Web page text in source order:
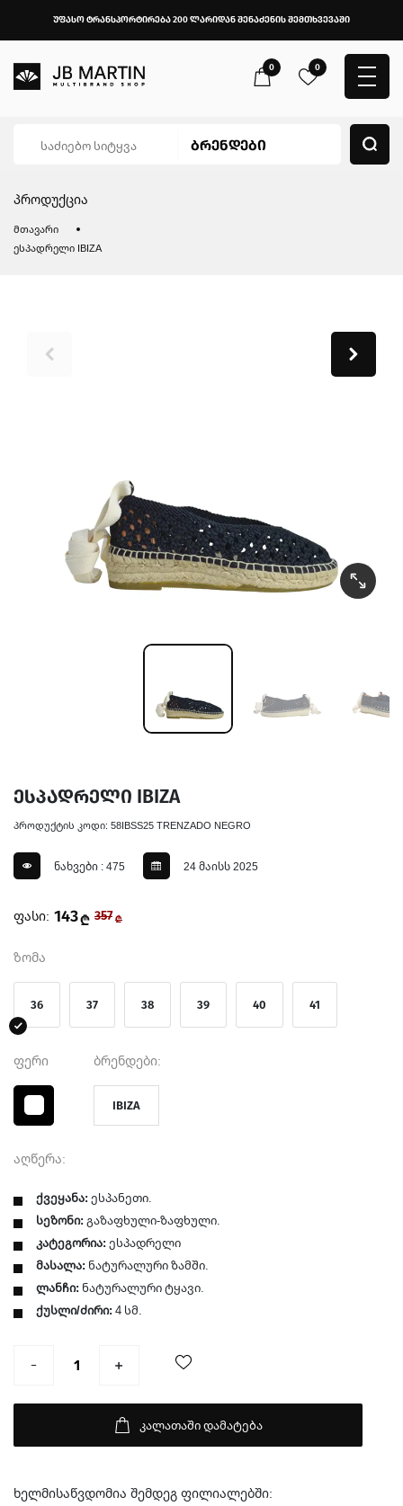
უფასო ტრანსპორტირება 200 ლარიდან შენაძენის შემთხვევაში
0 0
პროდუქცია
მთავარი
ესპადრელი IBIZA
ესპადრელი IBIZA
პროდუქტის კოდი: 58IBSS25 TRENZADO NEGRO
ნახვები : 475 24 მაისს 2025
ფასი: 143₾ 357 ₾
ზომა
36 37 38 39 40 41
ფერი ბრენდები:
IBIZA
აღწერა:
ქვეყანა: ესპანეთი.
სეზონი: გაზაფხული-ზაფხული.
კატეგორია: ესპადრელი
მასალა: ნატურალური ზამში.
ლანჩი: ნატურალური ტყავი.
ქუსლი/ძირი: 4 სმ.
კალათაში დამატება
ხელმისაწვდომია შემდეგ ფილიალებში: